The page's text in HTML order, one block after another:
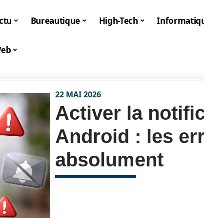
Bureautique High-Tech
22 MAI 2026
Activer la
Android : les
absolument